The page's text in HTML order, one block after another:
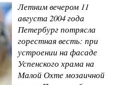
Летним вечером 11
августа 2004 года
Петербург потрясла
горестная весть: при
устроении на фасаде
Успенского храма на
Малой Охте мозаичной